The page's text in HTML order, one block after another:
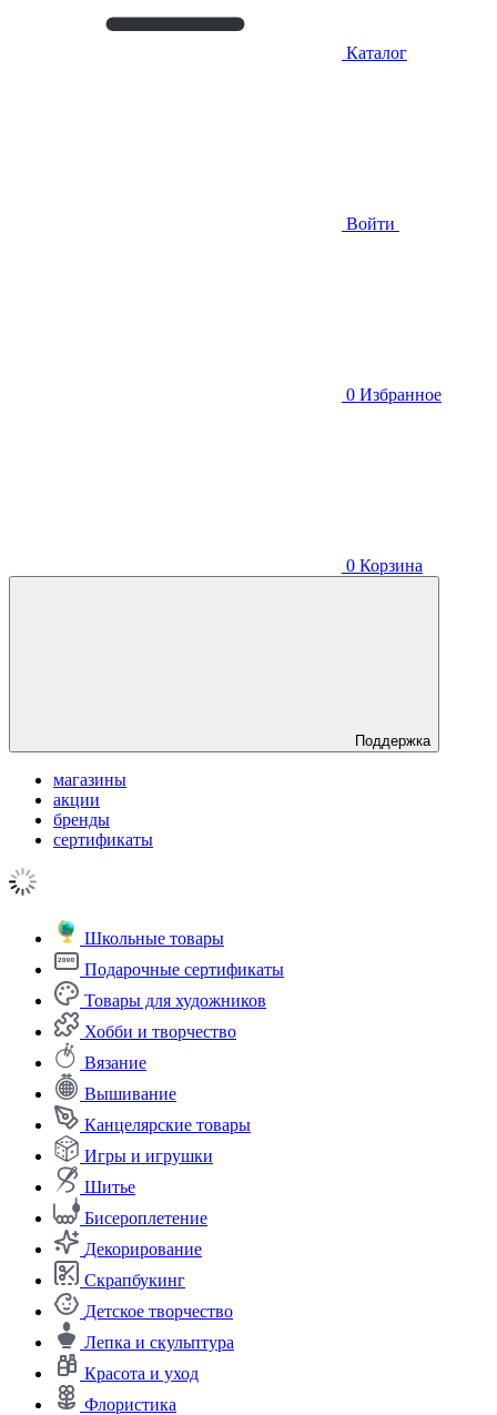
Каталог
Войти
0 Избранное
0 Корзина
Поддержка
магазины
акции
бренды
сертификаты
Школьные товары
Подарочные сертификаты
Товары для художников
Хобби и творчество
Вязание
Вышивание
Канцелярские товары
Игры и игрушки
Шитье
Бисероплетение
Декорирование
Скрапбукинг
Детское творчество
Лепка и скульптура
Красота и уход
Флористика